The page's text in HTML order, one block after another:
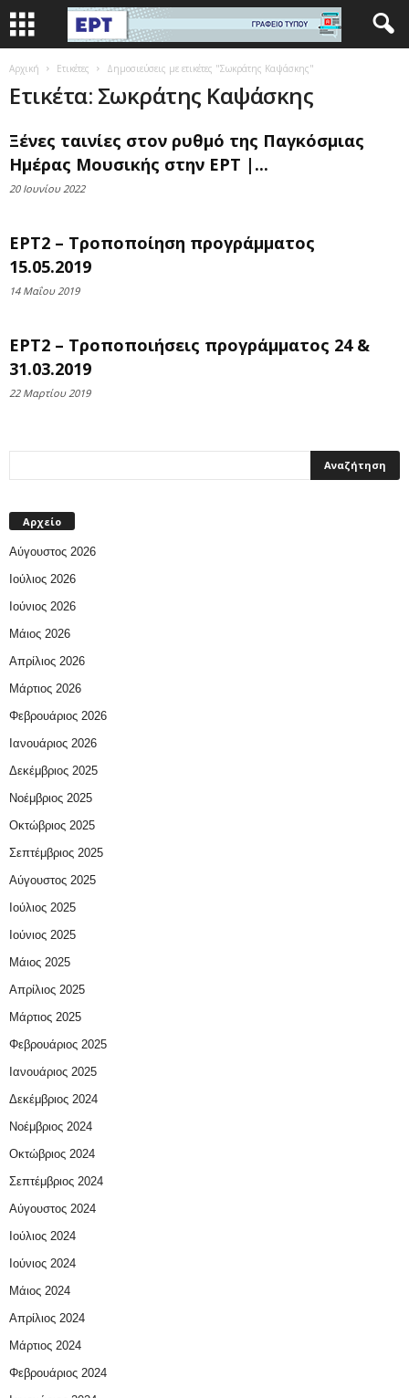
Αρχική Ετικέτες Δημοσιεύσεις με ετικέτες "Σωκράτης Καψάσκης"
Ετικέτα: Σωκράτης Καψάσκης
Ξένες ταινίες στον ρυθμό της Παγκόσμιας
Ημέρας Μουσικής στην ΕΡΤ |...
20 Ιουνίου 2022
ΕΡΤ2 – Τροποποίηση προγράμματος
15.05.2019
14 Μαΐου 2019
ΕΡΤ2 – Τροποποιήσεις προγράμματος 24 &
31.03.2019
22 Μαρτίου 2019
Αρχείο
Αύγουστος 2026
Ιούλιος 2026
Ιούνιος 2026
Μάιος 2026
Απρίλιος 2026
Μάρτιος 2026
Φεβρουάριος 2026
Ιανουάριος 2026
Δεκέμβριος 2025
Νοέμβριος 2025
Οκτώβριος 2025
Σεπτέμβριος 2025
Αύγουστος 2025
Ιούλιος 2025
Ιούνιος 2025
Μάιος 2025
Απρίλιος 2025
Μάρτιος 2025
Φεβρουάριος 2025
Ιανουάριος 2025
Δεκέμβριος 2024
Νοέμβριος 2024
Οκτώβριος 2024
Σεπτέμβριος 2024
Αύγουστος 2024
Ιούλιος 2024
Ιούνιος 2024
Μάιος 2024
Απρίλιος 2024
Μάρτιος 2024
Φεβρουάριος 2024